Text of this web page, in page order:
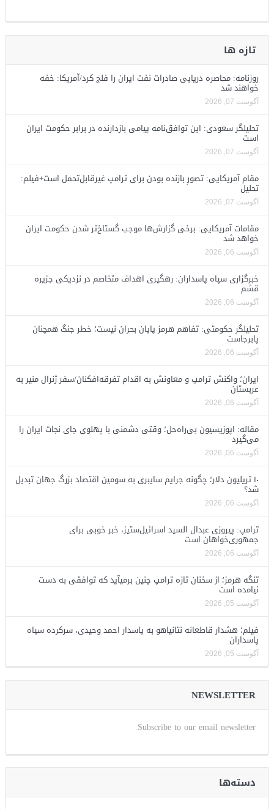
تازه ها
روزنامه: محاصره دریایی صادرات نفت ایران را فلج کرد/آمریکا: خفه
خواهند شد
آگوست 07, 2026
تحلیلگر سعودی: این توافق‌نامه پیامی بازدارنده در برابر حکومت ایران
است
آگوست 07, 2026
مقام آمریکایی: تصورِ بازنده بودن برای ترامپ غیرقابل‌تحمل است+فیلم:
تحلیل
آگوست 07, 2026
مقامات آمریکایی: برخی گزارش‌ها موجب گستاخ‌تر شدن حکومت ایران
خواهد شد
آگوست 06, 2026
خبرگزاری سپاه پاسداران: رهگیری اهداف متخاصم در نزدیکی جزیره
قشم
آگوست 06, 2026
تحلیلگر حکومتی: تفاهم هرمز پایان بحران نیست؛ خطر جنگ همچنان
پابرجاست
آگوست 06, 2026
ایران؛ واکنش ترامپ و معاونش به اقدام تفرقه‌افکنان/سفر ژنرال منیر به
عربستان
آگوست 06, 2026
مقاله: اپوزیسیون بی‌راه‌حل؛ وقتی دشمنی با پهلوی جای نجات ایران را
می‌گیرد
آگوست 06, 2026
۱۰ تریلیون دلار؛ چگونه جرایم سایبری به سومین اقتصاد بزرگ جهان تبدیل
شد؟
آگوست 06, 2026
ترامپ: پیروزی عبدال السید اسرائیل‌ستیز، خبر خوبی برای
جمهوری‌خواهان است
آگوست 06, 2026
تنگه هرمز؛ از سخنان تازه ترامپ چنین برمیآید که توافقی به دست
نیامده است
آگوست 05, 2026
فیلم؛ هشدار قاطعانه نتانیاهو به پاسدار احمد وحیدی، سرکرده سپاه
پاسداران
آگوست 05, 2026
NEWSLETTER
Subscribe to our email newsletter.
دسته‌ها